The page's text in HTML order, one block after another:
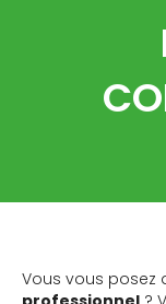
Vous vous posez